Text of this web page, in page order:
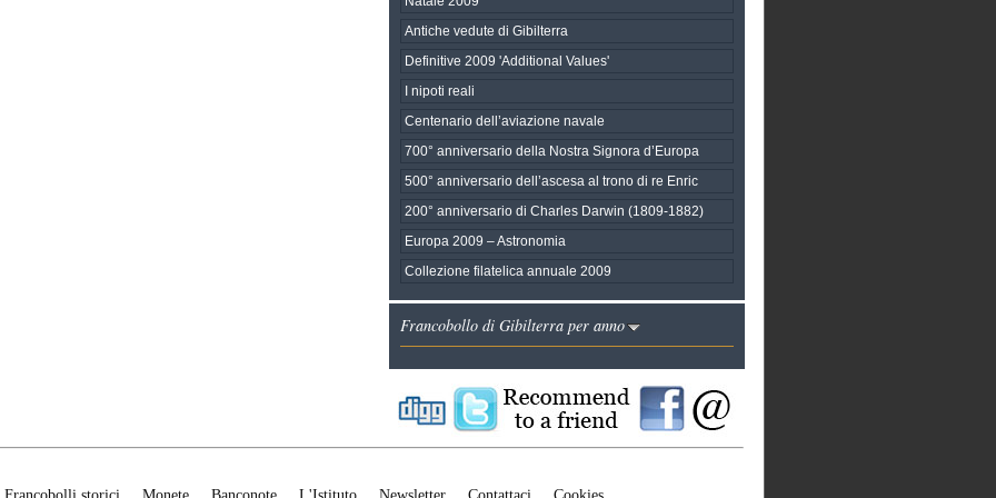
Antiche vedute di Gibilterra
Definitive 2009 'Additional Values'
I nipoti reali
Centenario dell’aviazione navale
700° anniversario della Nostra Signora d’Europa
500° anniversario dell’ascesa al trono di re Enric
200° anniversario di Charles Darwin (1809-1882)
Europa 2009 – Astronomia
Collezione filatelica annuale 2009
Francobollo di Gibilterra per anno